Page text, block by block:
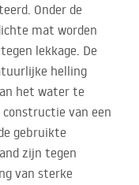
Onder de
mat worden
lekkage. De
helling
het water te
constructie van een
gebruikte
zijn tegen
van sterke